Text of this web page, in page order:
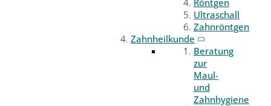
Röntgen
Ultraschall
Zahnröntgen
Zahnheilkunde
Beratung
zur
Maul-
und
Zahnhygiene